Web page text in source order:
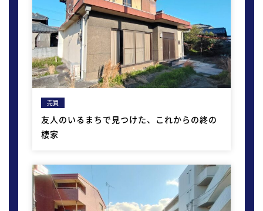
売買
友人のいるまちで見つけた、これからの終の
棲家